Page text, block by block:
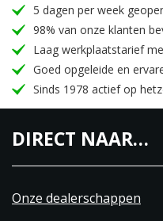
5 dagen per week
98% van onze klanten
Laag werkplaatstarief
Goed opgeleide en
Sinds 1978 actief op
DIRECT NAAR…
Onze dealerschappen